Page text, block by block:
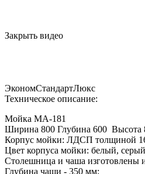
Закрыть видео
ЭкономСтандартЛюкс
Техническое описание:
Мойка МА-181
Ширина 800 Глубина 600 Высота
Корпус мойки: ЛДСП толщиной
Цвет корпуса мойки: белый,
Столешница и чаша изготовлены
Глубина чаши - 350 мм;